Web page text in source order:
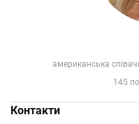
американська
145
Контакти